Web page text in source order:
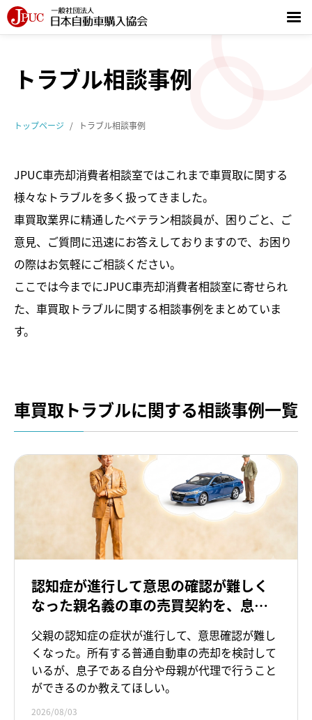
JPUCとは
憲章／行動基準
団体概要／関連団体
JPUC会員一覧
車売却消費者相談室
トラブル相談事例
トラブル解決お役立ち情報
JPUC適正買取店
適正買取店一覧
適正買取店認定制度
プライバシーポリシー
利用規約
ドキュメントライブラリ
トラブル相談事例
トップページ トラブル相談事例
JPUC車売却消費者相談室ではこれまで車買取に関する
様々なトラブルを多く扱ってきました。
車買取業界に精通したベテラン相談員が、困りごと、ご
意見、ご質問に迅速にお答えしておりますので、お困り
の際はお気軽にご相談ください。
ここでは今までにJPUC車売却消費者相談室に寄せられ
た、車買取トラブルに関する相談事例をまとめていま
す。
車買取トラブルに関する相談事例一覧
認知症が進行して意思の確認が難しく
なった親名義の車の売買契約を、息子
が代理で取り交わすことは可能ですか
父親の認知症の症状が進行して、意思確認が難し
くなった。所有する普通自動車の売却を検討して
いるが、息子である自分や母親が代理で行うこと
ができるのか教えてほしい。
2026/08/03